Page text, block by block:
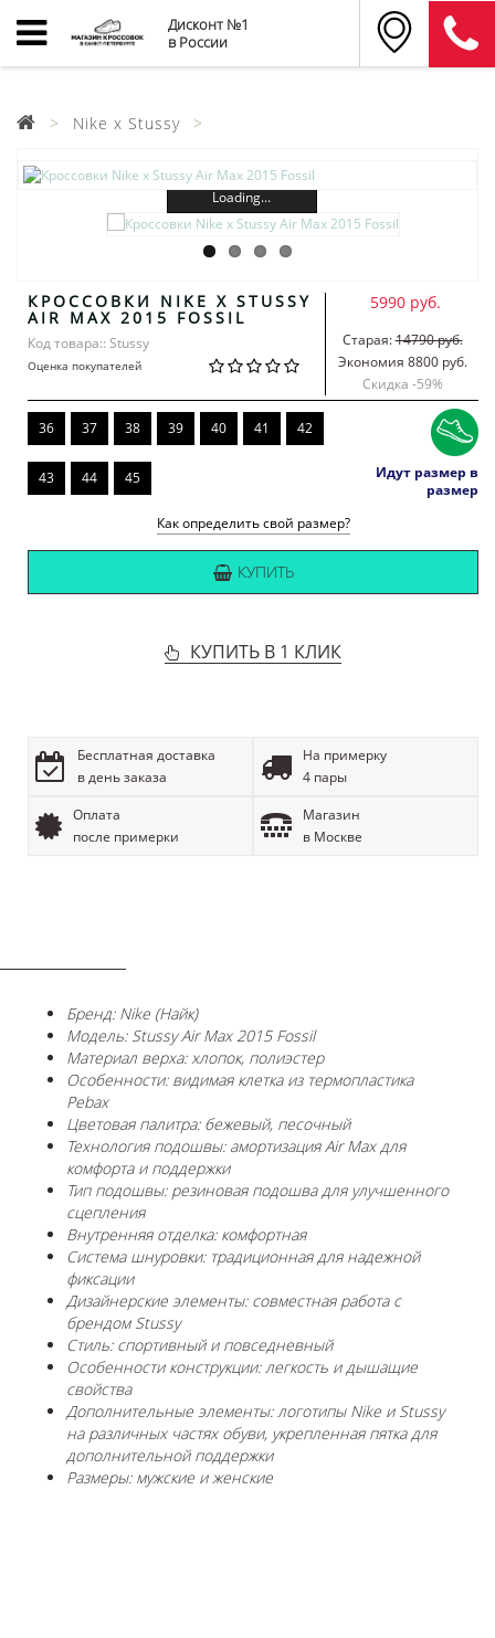
Дисконт №1
в России
Nike x Stussy
Loading...
КРОССОВКИ NIKE X STUSSY
AIR MAX 2015 FOSSIL
Код товара:: Stussy
Оценка покупателей
5990 руб.
Старая:14790 руб.
Экономия 8800 руб.
Скидка -59%
36 37 38 39 40 41 42
43 44 45
Идут размер в
размер
Как определить свой размер?
КУПИТЬ
КУПИТЬ В 1 КЛИК
Бесплатная доставка
в день заказа
На примерку
4 пары
Оплата
после примерки
Магазин
в Москве
Бренд: Nike (Найк)
Модель: Stussy Air Max 2015 Fossil
Материал верха: хлопок, полиэстер
Особенности: видимая клетка из термопластика
Pebax
Цветовая палитра: бежевый, песочный
Технология подошвы: амортизация Air Max для
комфорта и поддержки
Тип подошвы: резиновая подошва для улучшенного
сцепления
Внутренняя отделка: комфортная
Система шнуровки: традиционная для надежной
фиксации
Дизайнерские элементы: совместная работа с
брендом Stussy
Стиль: спортивный и повседневный
Особенности конструкции: легкость и дышащие
свойства
Дополнительные элементы: логотипы Nike и Stussy
на различных частях обуви, укрепленная пятка для
дополнительной поддержки
Размеры: мужские и женские